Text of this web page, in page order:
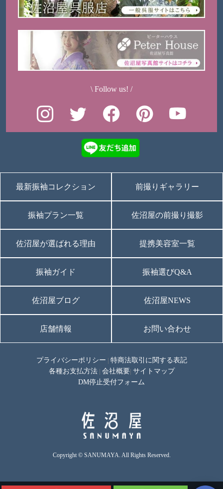
\ Follow us! /
最新振袖コレクション 前撮りギャラリー
振袖プラン一覧 佐沼屋の前撮り撮影
佐沼屋が選ばれる理由 提携美容室一覧
振袖ガイド 振袖選びQ&A
佐沼屋ブログ 佐沼屋NEWS
店舗情報 お問い合わせ
プライバシーポリシー | 特商法取引に関する表記
各種お支払方法| 会社概要| サイトマップ
DM停止受付フォーム
Copyright © SANUMAYA. All Rights Reserved.